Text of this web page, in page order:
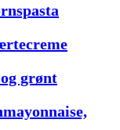
grønt